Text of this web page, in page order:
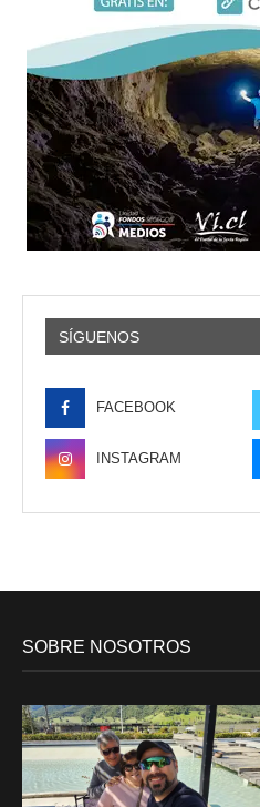
SÍGUENOS
FACEBOOK
INSTAGRAM
SOBRE NOSOTROS